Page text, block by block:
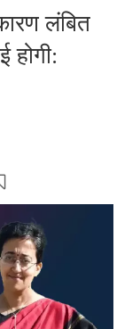
लंबित
होगी: